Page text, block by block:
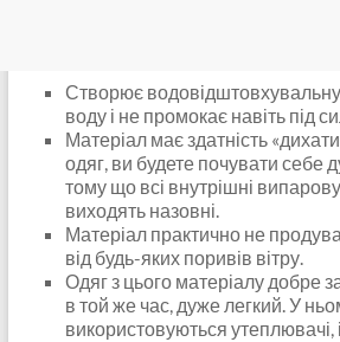
Створює
воду і не промокає навіть під
Матеріал має здатність
одяг, ви будете почувати себе
тому що всі внутрішні
виходять назовні.
Матеріал практично не
від будь-яких поривів вітру.
Одяг з цього матеріалу добре
в той же час, дуже легкий. У
використовуються утеплювачі,